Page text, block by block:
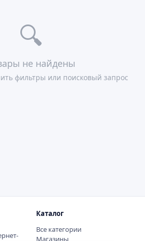
🔍
не найдены
фильтры или поисковый запрос
Каталог
Все категории
Магазины